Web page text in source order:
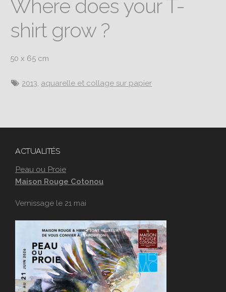
Where does your T-
shirt grow ?
50 x 65 cm
2013, aquarelle et collage sur papier
ACTUALITÉS
Peau ou Proie
Maison Rouge Cotonou
Vernissage le 21 mai